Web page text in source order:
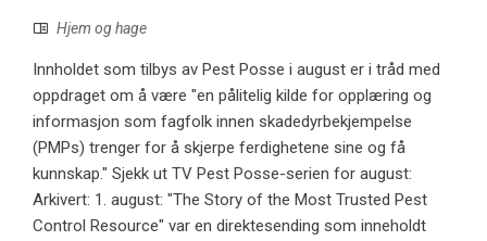
Hjem og hage
Innholdet som tilbys av Pest Posse i august er i tråd med
oppdraget om å være "en pålitelig kilde for opplæring og
informasjon som fagfolk innen skadedyrbekjempelse
(PMPs) trenger for å skjerpe ferdighetene sine og få
kunnskap." Sjekk ut TV Pest Posse-serien for august:
Arkivert: 1. august: "The Story of the Most Trusted Pest
Control Resource" var en direktesending som inneholdt